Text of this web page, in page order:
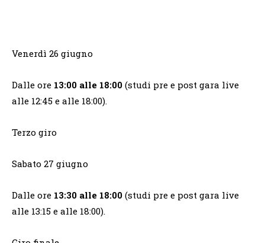
Venerdì 26 giugno
Dalle ore 13:00 alle 18:00 (studi pre e post gara live
alle 12:45 e alle 18:00).
Terzo giro
Sabato 27 giugno
Dalle ore 13:30 alle 18:00 (studi pre e post gara live
alle 13:15 e alle 18:00).